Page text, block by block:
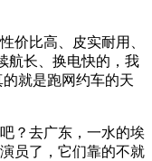
价比高、皮实耐用、
航长、换电快的，我
就是跑网约车的天
？去广东，一水的埃
员了，它们靠的不就